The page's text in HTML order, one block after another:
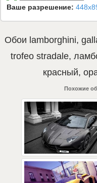
Ваше разрешение:
Обои lamborghini,
trofeo stradale,
красный,
Похожие